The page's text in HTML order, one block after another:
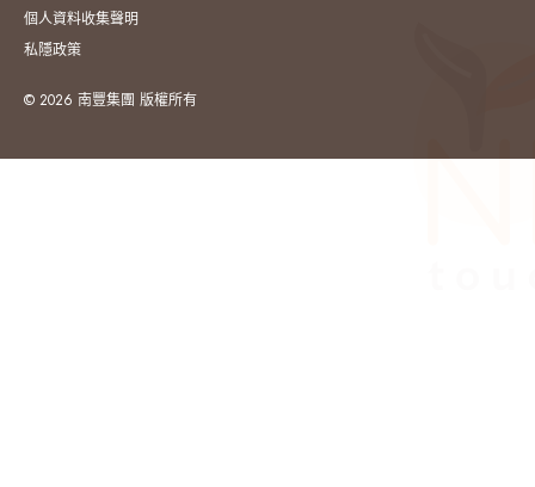
個人資料收集聲明
私隱政策
© 2026 南豐集團 版權所有